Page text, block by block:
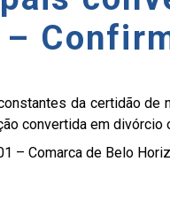
da certidão
convertida em
– Comarca de Belo